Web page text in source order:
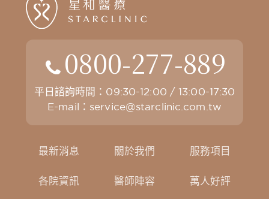
0800-277-889
平日諮詢時間：09:30-12:00 / 13:00-17:30
E-mail： service@starclinic.com.tw
最新消息 關於我們 服務項目
各院資訊 醫師陣容 萬人好評